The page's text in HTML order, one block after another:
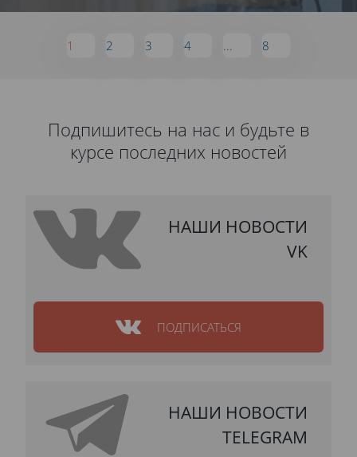
1 2 3 4 ... 8
Подпишитесь на нас и будьте в
курсе последних новостей
НАШИ НОВОСТИ
VK
ПОДПИСАТЬСЯ
НАШИ НОВОСТИ
TELEGRAM